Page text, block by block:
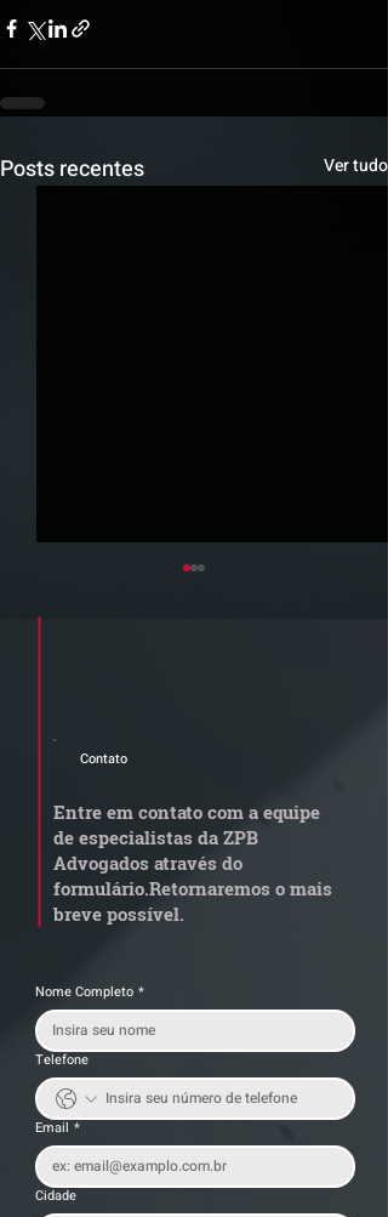
Posts recentes Ver tudo
STJ admite
por penosidade e acende
alerta para
transportadoras
Contato
Entre em contato com a equipe
de especialistas da ZPB
Advogados através do
formulário.Retornaremos o mais
breve possível.
Nome Completo *
Telefone
Email *
Cidade